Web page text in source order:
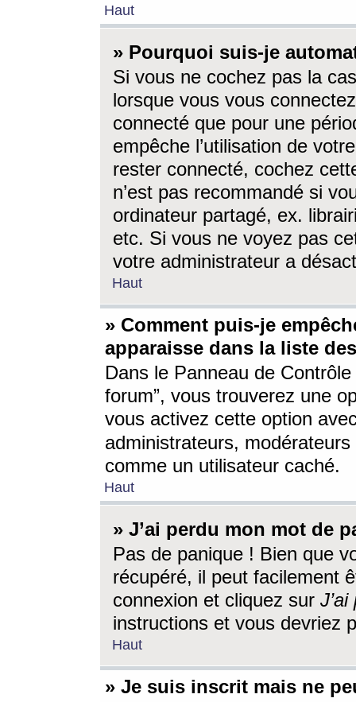
Haut
» Pourquoi suis-je
Si vous ne cochez pas la
lorsque vous vous
connecté que pour une
empêche l’utilisation de
rester connecté, cochez
n’est pas recommandé si
ordinateur partagé, ex.
etc. Si vous ne voyez pas
votre administrateur a
Haut
» Comment puis-je
apparaisse dans la liste
Dans le Panneau de
forum”, vous trouverez une
vous activez cette option
administrateurs,
comme un utilisateur caché.
Haut
» J’ai perdu mon mot de
Pas de panique ! Bien que
récupéré, il peut facilement
connexion et cliquez sur
instructions et vous devriez
Haut
» Je suis inscrit mais ne